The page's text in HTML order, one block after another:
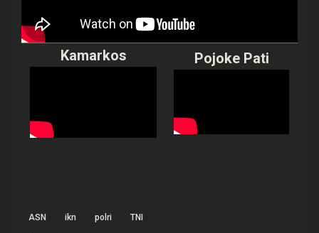
Kamarkos Pojoke Pati
ASN ikn polri TNI